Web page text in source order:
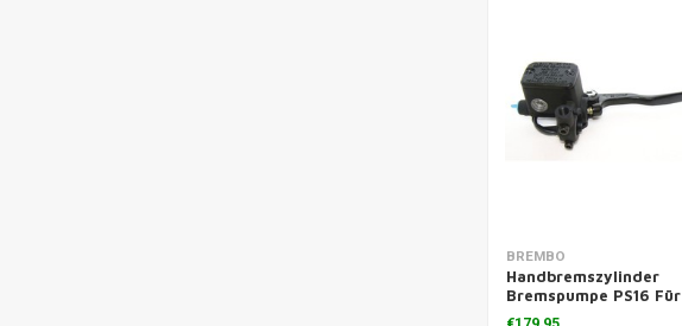
Zusatzinformation
BREMBO
Handbremszylinder
Bremspumpe PS16 Für
22MM Lenker